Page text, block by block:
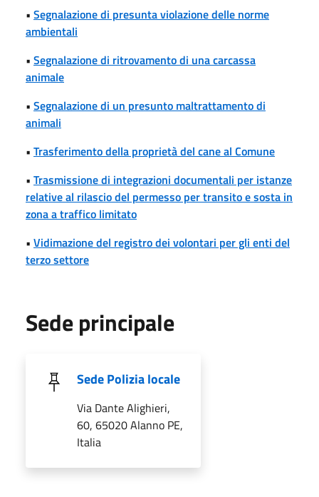
• Segnalazione di presunta violazione delle norme
ambientali
• Segnalazione di ritrovamento di una carcassa
animale
• Segnalazione di un presunto maltrattamento di
animali
• Trasferimento della proprietà del cane al Comune
• Trasmissione di integrazioni documentali per istanze
relative al rilascio del permesso per transito e sosta in
zona a traffico limitato
• Vidimazione del registro dei volontari per gli enti del
terzo settore
Sede principale
Sede Polizia locale
Via Dante Alighieri,
60, 65020 Alanno PE,
Italia